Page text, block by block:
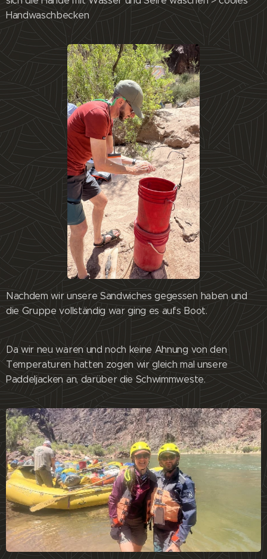
Handwaschbecken 😊
Nachdem wir unsere Sandwiches gegessen haben und
die Gruppe vollständig war ging es aufs Boot.
Da wir neu waren und noch keine Ahnung von den
Temperaturen hatten zogen wir gleich mal unsere
Paddeljacken an, darüber die Schwimmweste.